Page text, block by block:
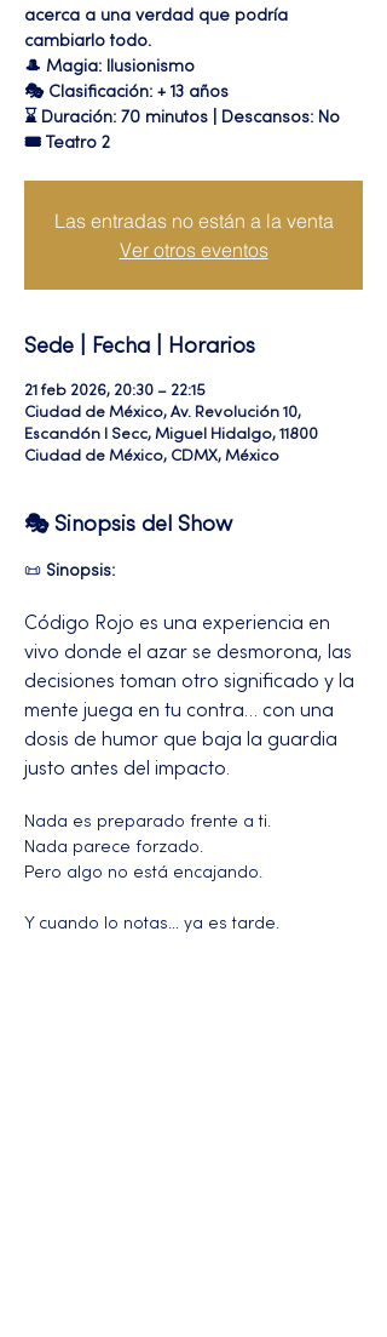
acerca a una verdad que podría
cambiarlo todo.
🎩 Magia: Ilusionismo
🎭 Clasificación: + 13 años
⌛ Duración: 70 minutos | Descansos: No
🎟 Teatro 2
Las entradas no están a la venta
Ver otros eventos
Sede | Fecha | Horarios
21 feb 2026, 20:30 – 22:15
Ciudad de México, Av. Revolución 10,
Escandón I Secc, Miguel Hidalgo, 11800
Ciudad de México, CDMX, México
🎭 Sinopsis del Show
📜 Sinopsis:
Código Rojo es una experiencia en
vivo donde el azar se desmorona, las
decisiones toman otro significado y la
mente juega en tu contra… con una
dosis de humor que baja la guardia
justo antes del impacto.
Nada es preparado frente a ti.
Nada parece forzado.
Pero algo no está encajando.
Y cuando lo notas… ya es tarde.